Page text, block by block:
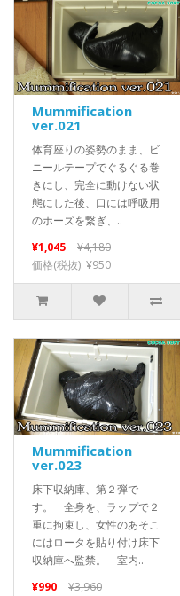
Mummification
ver.021
体育座りの姿勢のまま、ビ
ニールテープでぐるぐる巻
きにし、完全に動けない状
態にした後、口には呼吸用
のホーズを繋ぎ、..
¥1,045
¥4,180
価格(税抜): ¥950
Mummification
ver.023
床下収納庫、第２弾で
す。 全身を、ラップで２
重に拘束し、女性のあそこ
にはロータを貼り付け床下
収納庫へ監禁。 室内..
¥990
¥3,960